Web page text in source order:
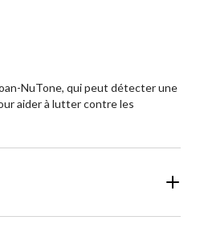
NuTone, qui peut détecter une
aider à lutter contre les